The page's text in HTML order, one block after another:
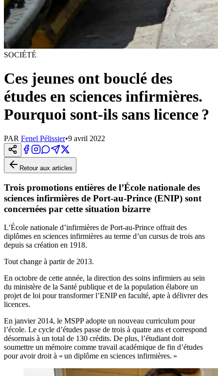
SOCIÉTÉ
Ces jeunes ont bouclé des
études en sciences infirmières.
Pourquoi sont-ils sans licence ?
PAR Fenel Pélissier•9 avril 2022
Retour aux articles
Trois promotions entières de l’École nationale des
sciences infirmières de Port-au-Prince (ENIP) sont
concernées par cette situation bizarre
L’École nationale d’infirmières de Port-au-Prince offrait des
diplômes en sciences infirmières au terme d’un cursus de trois ans
depuis sa création en 1918.
Tout change à partir de 2013.
En octobre de cette année, la direction des soins infirmiers au sein
du ministère de la Santé publique et de la population élabore un
projet de loi pour transformer l’ENIP en faculté, apte à délivrer des
licences.
En janvier 2014, le MSPP adopte un nouveau curriculum pour
l’école. Le cycle d’études passe de trois à quatre ans et correspond
désormais à un total de 130 crédits. De plus, l’étudiant doit
soumettre un mémoire comme travail académique de fin d’études
pour avoir droit à « un diplôme en sciences infirmières. »